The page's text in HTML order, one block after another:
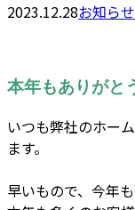
2023.12.28お知らせ
本年もありがと
いつも弊社のホー
ます。
早いもので、今年